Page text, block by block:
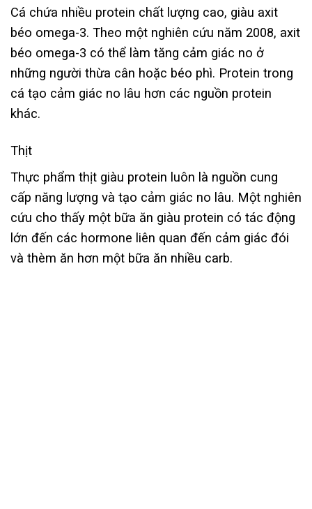
Cá chứa nhiều protein chất lượng cao, giàu axit
béo omega-3. Theo một nghiên cứu năm 2008, axit
béo omega-3 có thể làm tăng cảm giác no ở
những người thừa cân hoặc béo phì. Protein trong
cá tạo cảm giác no lâu hơn các nguồn protein
khác.
Thịt
Thực phẩm thịt giàu protein luôn là nguồn cung
cấp năng lượng và tạo cảm giác no lâu. Một nghiên
cứu cho thấy một bữa ăn giàu protein có tác động
lớn đến các hormone liên quan đến cảm giác đói
và thèm ăn hơn một bữa ăn nhiều carb.